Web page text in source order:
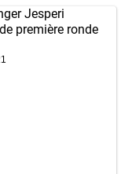
Jesperi
première ronde